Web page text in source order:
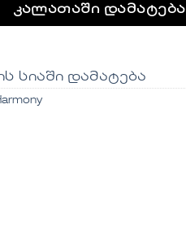
კალათაში დამატება
სიაში დამატება